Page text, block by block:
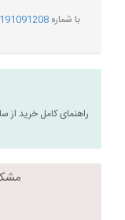
با شماره
راهنمای کامل خرید از